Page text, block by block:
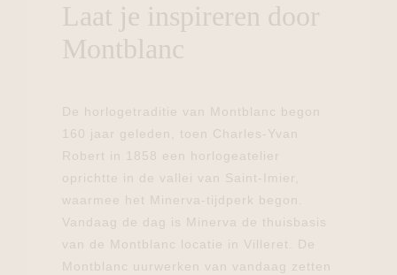
Laat je inspireren door
Montblanc
De horlogetraditie van Montblanc begon
160 jaar geleden, toen Charles-Yvan
Robert in 1858 een horlogeatelier
oprichtte in de vallei van Saint-Imier,
waarmee het Minerva-tijdperk begon.
Vandaag de dag is Minerva de thuisbasis
van de Montblanc locatie in Villeret. De
Montblanc uurwerken van vandaag zetten